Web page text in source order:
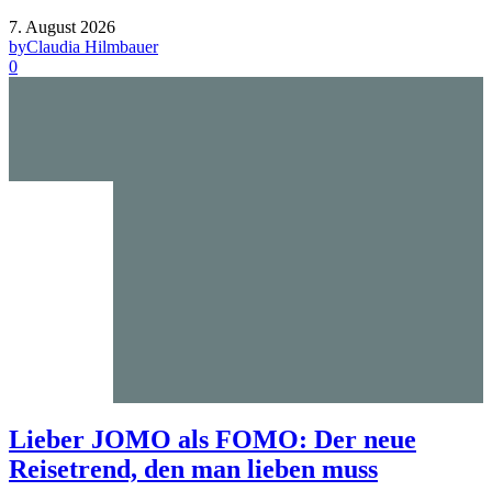
7. August 2026
byClaudia Hilmbauer
0
Lieber JOMO als FOMO: Der neue
Reisetrend, den man lieben muss